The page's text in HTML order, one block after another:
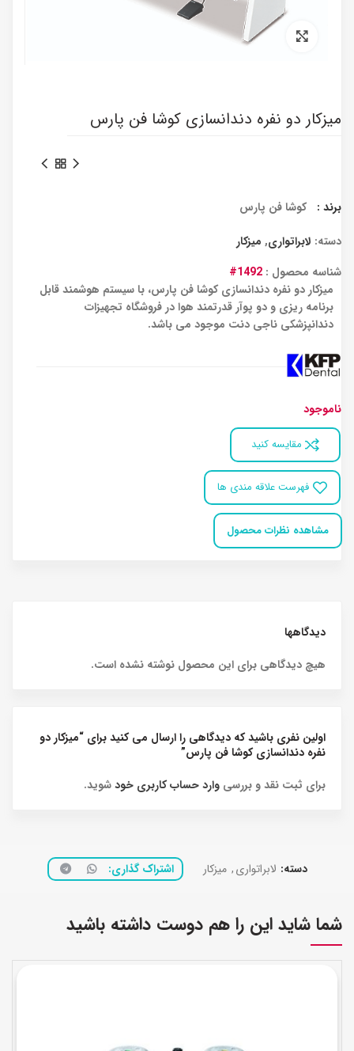
برای بزرگنمایی کلیک کنید
میزکار دو نفره دندانسازی کوشا فن پارس
برند :
کوشا فن پارس
دسته: لابراتواری, میزکار
شناسه محصول : 1492#
میزکار دو نفره دندانسازی کوشا فن پارس، با سیستم هوشمند قابل
برنامه ریزی و دو پوآر قدرتمند هوا در فروشگاه تجهیزات
دندانپزشکی ناجی دنت موجود می باشد.
ناموجود
مقایسه کنید
فهرست علاقه مندی ها
مشاهده نظرات محصول
دیدگاهها
هیچ دیدگاهی برای این محصول نوشته نشده است.
اولین نفری باشید که دیدگاهی را ارسال می کنید برای “میزکار دو
نفره دندانسازی کوشا فن پارس”
برای ثبت نقد و بررسی وارد حساب کاربری خودشوید.
دسته: لابراتواری, میزکار اشتراک گذاری
شما شاید این را هم دوست داشته باشید